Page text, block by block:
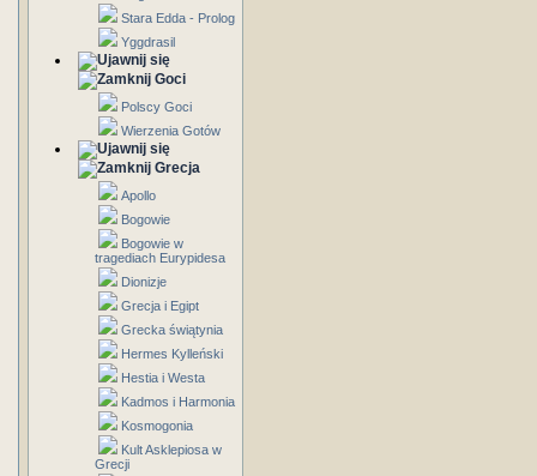
Stara Edda - Prolog
Yggdrasil
Goci
Polscy Goci
Wierzenia Gotów
Grecja
Apollo
Bogowie
Bogowie w
tragediach Eurypidesa
Dionizje
Grecja i Egipt
Grecka świątynia
Hermes Kylleński
Hestia i Westa
Kadmos i Harmonia
Kosmogonia
Kult Asklepiosa w
Grecji